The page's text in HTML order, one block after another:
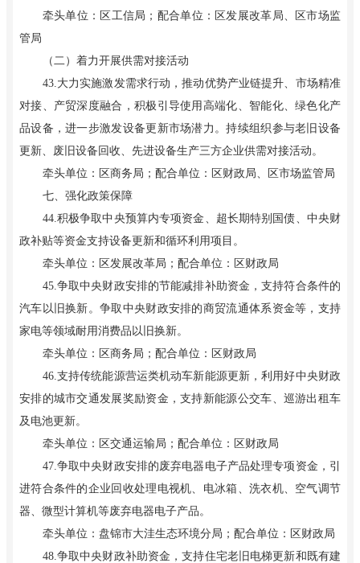
牵头单位：区工信局；配合单位：区发展改革局、区市场监
管局
（二）着力开展供需对接活动
43.大力实施激发需求行动，推动优势产业链提升、市场精准
对接、产贸深度融合，积极引导使用高端化、智能化、绿色化产
品设备，进一步激发设备更新市场潜力。持续组织参与老旧设备
更新、废旧设备回收、先进设备生产三方企业供需对接活动。
牵头单位：区商务局；配合单位：区财政局、区市场监管局
七、强化政策保障
44.积极争取中央预算内专项资金、超长期特别国债、中央财
政补贴等资金支持设备更新和循环利用项目。
牵头单位：区发展改革局；配合单位：区财政局
45.争取中央财政安排的节能减排补助资金，支持符合条件的
汽车以旧换新。争取中央财政安排的商贸流通体系资金等，支持
家电等领域耐用消费品以旧换新。
牵头单位：区商务局；配合单位：区财政局
46.支持传统能源营运类机动车新能源更新，利用好中央财政
安排的城市交通发展奖励资金，支持新能源公交车、巡游出租车
及电池更新。
牵头单位：区交通运输局；配合单位：区财政局
47.争取中央财政安排的废弃电器电子产品处理专项资金，引
进符合条件的企业回收处理电视机、电冰箱、洗衣机、空气调节
器、微型计算机等废弃电器电子产品。
牵头单位：盘锦市大洼生态环境分局；配合单位：区财政局
48.争取中央财政补助资金，支持住宅老旧电梯更新和既有建